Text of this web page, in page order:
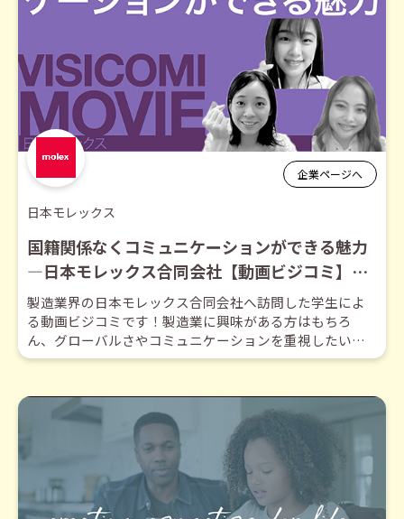
企業ページへ
日本モレックス
国籍関係なくコミュニケーションができる魅力
―日本モレックス合同会社【動画ビジコミ】
―10月訪問
製造業界の日本モレックス合同会社へ訪問した学生によ
る動画ビジコミです！製造業に興味がある方はもちろ
ん、グローバルさやコミュニケーションを重視したい方
は必見です！